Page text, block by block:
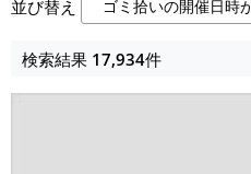
並び替え
検索結果 17,934件